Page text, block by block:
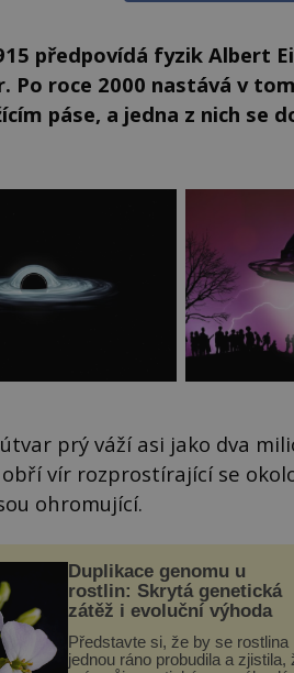
předpovídá fyzik Albert
Po roce 2000 nastává v
páse, a jedna z nich se
prý váží asi jako dva
vír rozprostírající se
ohromující.
Duplikace genomu u
rostlin: Skrytá genetická
zátěž i evoluční výhoda
Představte si, že by se rostlina
jednou ráno probudila a zjistila,